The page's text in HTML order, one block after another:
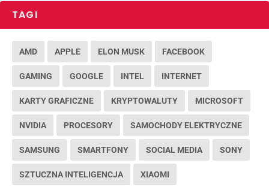
TAGI
AMD APPLE ELON MUSK FACEBOOK
GAMING GOOGLE INTEL INTERNET
KARTY GRAFICZNE KRYPTOWALUTY MICROSOFT
NVIDIA PROCESORY SAMOCHODY ELEKTRYCZNE
SAMSUNG SMARTFONY SOCIAL MEDIA SONY
SZTUCZNA INTELIGENCJA XIAOMI